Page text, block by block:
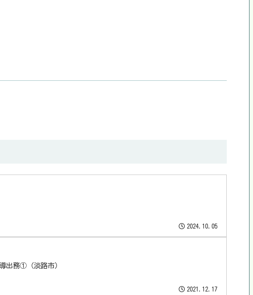
2024.10.05
出務①（淡路市）
2021.12.17